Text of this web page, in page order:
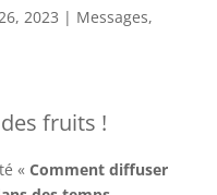
2023 | Messages,
fruits !
« Comment diffuser